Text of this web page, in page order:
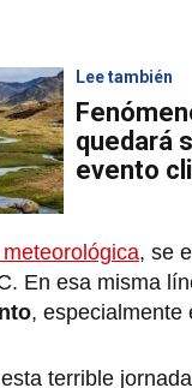
Lee también
quedará
evento
, se
En esa misma
, especialmente
terrible